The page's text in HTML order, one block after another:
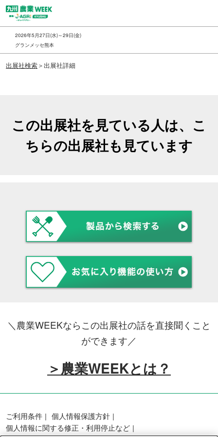
ス
キ
ッ
し
て
2026年5月27日(水)～29日(金)
グランメッセ熊本
出展社検索＞出展社詳細
この出展社を見ている人は、こ
ちらの出展社も見ています
＼農業WEEKならこの出展社の話を直接聞くこと
ができます／
＞農業WEEKとは？
ご利用条件
個人情報保護方針
個人情報に関する修正・利用停止など